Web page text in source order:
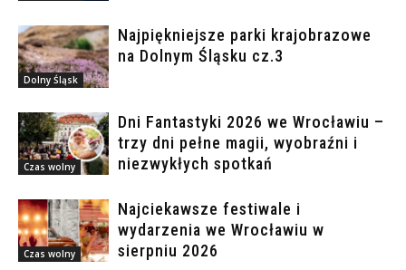
Dolny Śląsk
Najpiękniejsze parki krajobrazowe
na Dolnym Śląsku cz.3
Czas wolny
Dni Fantastyki 2026 we Wrocławiu –
trzy dni pełne magii, wyobraźni i
niezwykłych spotkań
Czas wolny
Najciekawsze festiwale i
wydarzenia we Wrocławiu w
sierpniu 2026